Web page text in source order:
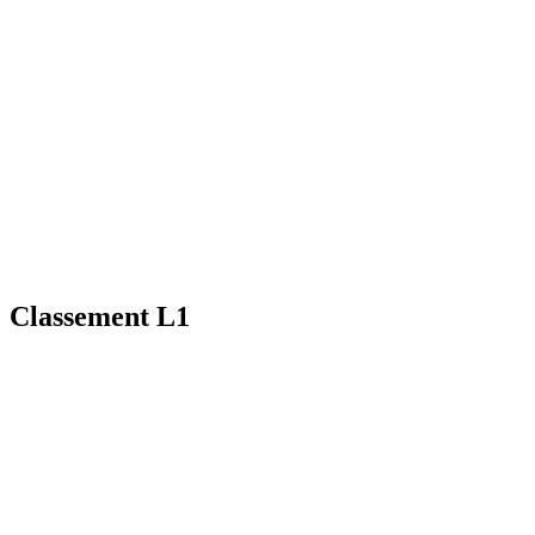
Classement L1